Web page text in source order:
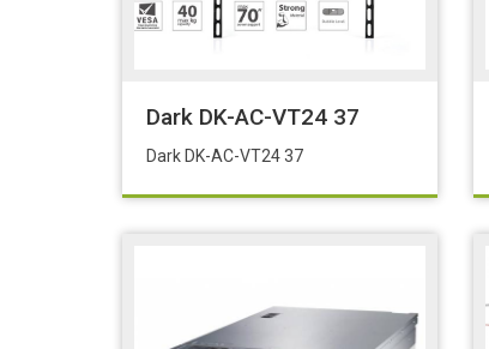
Dark DK-AC-VT24 37
Dark DK-AC-VT24 37